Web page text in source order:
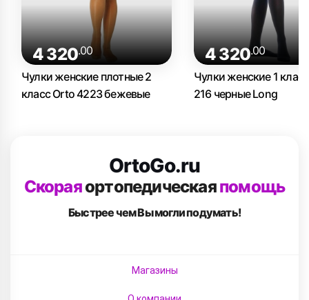
4 320.00
Чулки женские плотные 2
класс Orto 4223 бежевые
4 320.00
Чулки женские 1
216 черные Long
OrtoGo.ru
Скораяортопедическаяпомощь
Быстрее чем Вымогли подумать!
Магазины